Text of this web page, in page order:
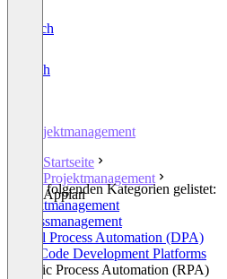
Deutsch
English
Projektmanagement
Startseite
Projektmanagement
Appian
In den folgenden Kategorien gelistet:
Projektmanagement
Prozessmanagement
Digital Process Automation (DPA)
Low-Code Development Platforms
Robotic Process Automation (RPA)